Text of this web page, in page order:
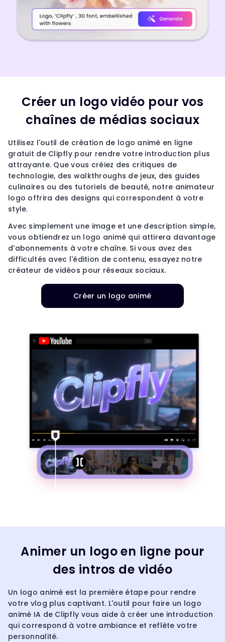
Créer un logo vidéo pour vos
chaînes de médias sociaux
Utilisez l'outil de création de logo animé en ligne
gratuit de Clipfly pour rendre votre introduction plus
attrayante. Que vous créiez des critiques de
technologie, des walkthroughs de jeux, des guides
culinaires ou des tutoriels de beauté, notre animateur
logo offrira des designs qui correspondent à votre
style.
Avec simplement une image et une description simple,
vous obtiendrez un logo animé qui attirera davantage
d'abonnements à votre chaîne. Si vous avez des
difficultés avec l'édition de contenu, essayez notre
créateur de vidéos pour réseaux sociaux.
Créer un logo animé
Animer un logo en ligne pour
des intros de vidéo
Un logo animé est la première étape pour rendre
votre vlog plus captivant. L'outil pour faire un logo
animé IA de Clipfly vous aide à créer une introduction
qui correspond à votre ambiance et reflète votre
personnalité.